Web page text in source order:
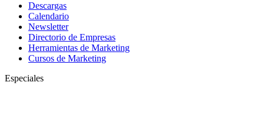
Descargas
Calendario
Newsletter
Directorio de Empresas
Herramientas de Marketing
Cursos de Marketing
Especiales